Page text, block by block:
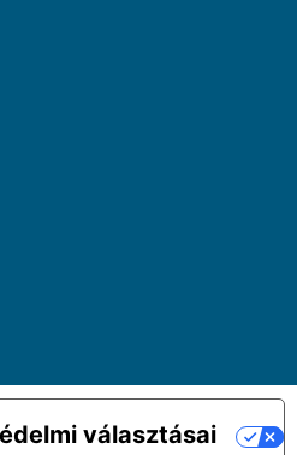
választásai